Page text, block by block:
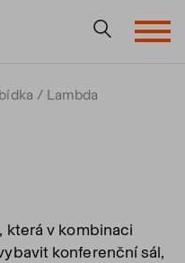
Lambda
která v kombinaci
konferenční sál,